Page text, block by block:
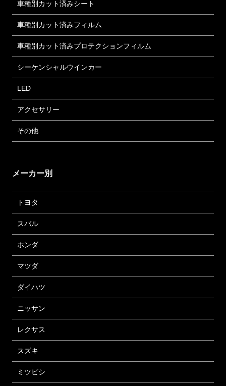
車種別カット済みシート
車種別カット済みフィルム
車種別カット済みプロテクションフィルム
シーケンシャルウインカー
LED
アクセサリー
その他
メーカー別
トヨタ
スバル
ホンダ
マツダ
ダイハツ
ニッサン
レクサス
スズキ
ミツビシ